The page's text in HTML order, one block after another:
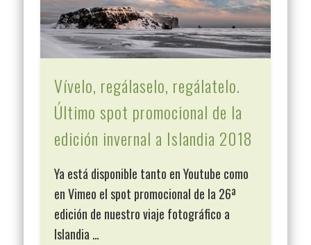
Vívelo, regálaselo, regálatelo.
Último spot promocional de la
edición invernal a Islandia 2018
Ya está disponible tanto en Youtube como
en Vimeo el spot promocional de la 26ª
edición de nuestro viaje fotográfico a
Islandia …